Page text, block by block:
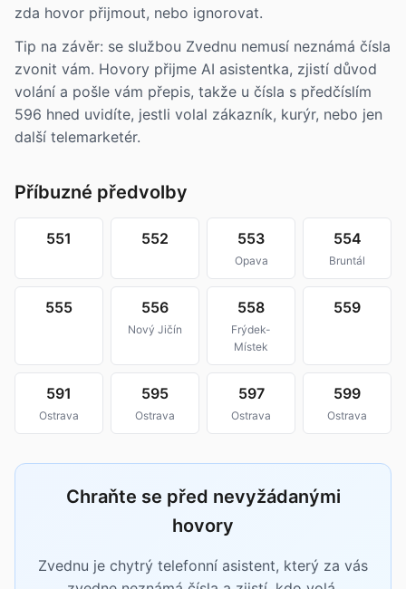
zda hovor přijmout, nebo ignorovat.
Tip na závěr: se službou Zvednu nemusí neznámá čísla
zvonit vám. Hovory přijme AI asistentka, zjistí důvod
volání a pošle vám přepis, takže u čísla s předčíslím
596 hned uvidíte, jestli volal zákazník, kurýr, nebo jen
další telemarketér.
Příbuzné předvolby
551 552 553
Opava
554
Bruntál
555 556
Nový Jičín
558
Frýdek-
Místek
559
591
Ostrava
595
Ostrava
597
Ostrava
599
Ostrava
Chraňte se před nevyžádanými
hovory
Zvednu je chytrý telefonní asistent, který za vás